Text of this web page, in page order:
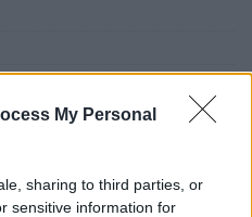
My Personal
sharing to third parties, or
sensitive information for